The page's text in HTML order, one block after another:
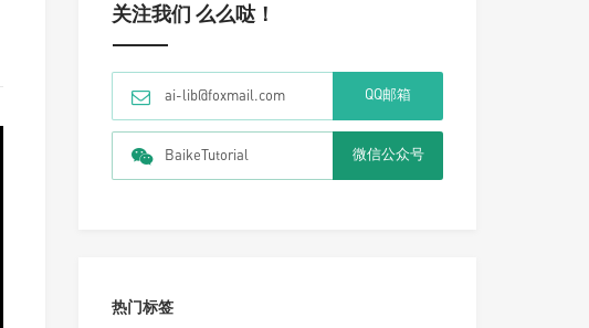
关注我们 么么哒！
ai-lib@foxmail.com QQ邮箱
BaikeTutorial 微信公众号
热门标签